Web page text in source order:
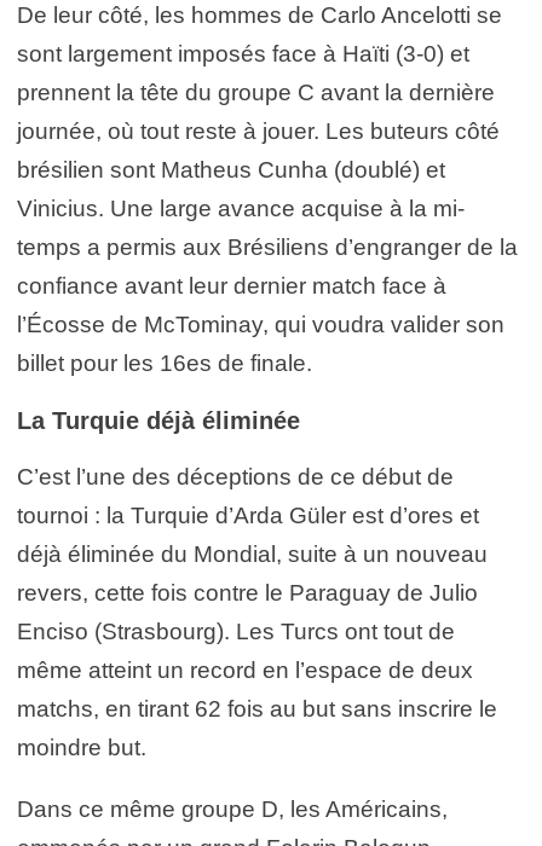
De leur côté, les hommes de Carlo Ancelotti se
sont largement imposés face à Haïti (3-0) et
prennent la tête du groupe C avant la dernière
journée, où tout reste à jouer. Les buteurs côté
brésilien sont Matheus Cunha (doublé) et
Vinicius. Une large avance acquise à la mi-
temps a permis aux Brésiliens d’engranger de la
confiance avant leur dernier match face à
l’Écosse de McTominay, qui voudra valider son
billet pour les 16es de finale.
La Turquie déjà éliminée
C’est l’une des déceptions de ce début de
tournoi : la Turquie d’Arda Güler est d’ores et
déjà éliminée du Mondial, suite à un nouveau
revers, cette fois contre le Paraguay de Julio
Enciso (Strasbourg). Les Turcs ont tout de
même atteint un record en l’espace de deux
matchs, en tirant 62 fois au but sans inscrire le
moindre but.
Dans ce même groupe D, les Américains,